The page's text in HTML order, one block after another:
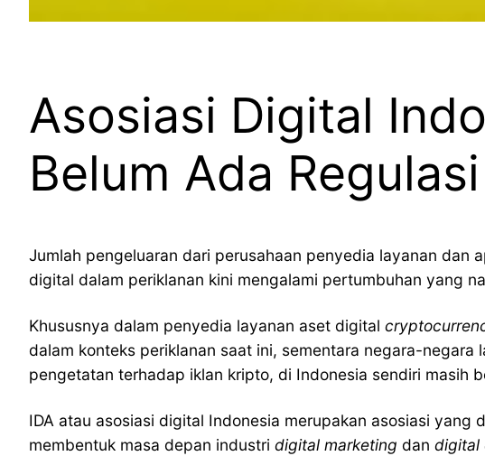
Asosiasi Digital
Belum Ada
Jumlah pengeluaran dari perusahaan penyedia layanan dan
digital dalam periklanan kini mengalami pertumbuhan yang
Khususnya dalam penyedia layanan aset digital
dalam konteks periklanan saat ini, sementara negara-
pengetatan terhadap iklan kripto, di Indonesia sendiri masih
IDA atau asosiasi digital Indonesia merupakan asosiasi
membentuk masa depan industri digital marketing dan digital